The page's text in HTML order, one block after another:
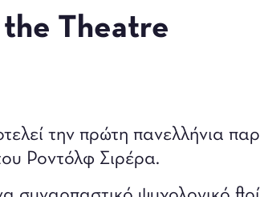
Theatre
την πρώτη πανελλήνια
Ροντόλφ Σιρέρα.